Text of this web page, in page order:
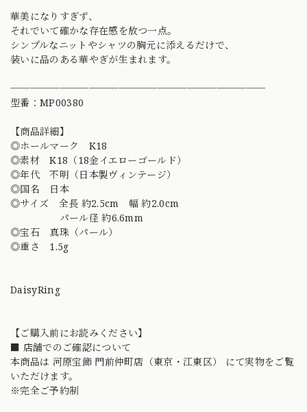
華美になりすぎず、
それでいて確かな存在感を放つ一点。
シンプルなニットやシャツの胸元に添えるだけで、
装いに品のある華やぎが生まれます。
──────────────────────────
型番：MP00380
【商品詳細】
◎ホールマーク K18
◎素材 K18（18金イエローゴールド）
◎年代 不明（日本製ヴィンテージ）
◎国名 日本
◎サイズ 全長 約2.5cm 幅 約2.0cm
パール径 約6.6mm
◎宝石 真珠（パール）
◎重さ 1.5g
DaisyRing
【ご購入前にお読みください】
■ 店舗でのご確認について
本商品は 河原宝飾 門前仲町店（東京・江東区） にて実物をご覧
いただけます。
※完全ご予約制